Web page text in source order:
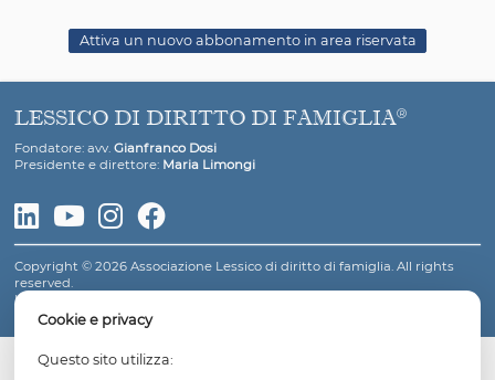
consentono la conservazione del rapporto, quali le
Come vedremo qui di seguito, con la sentenza in
Cassazione conferma, riconosce e conclude
Tribunale per i Minorenni di Bari.
Per continuare a visualizzare i contenuti è necessario
un abbonamento a Lessico di diritto di famiglia
Attiva un nuovo abbonamento in area riservata